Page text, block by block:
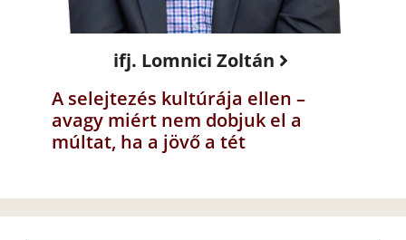
ifj. Lomnici Zoltán
A selejtezés kultúrája ellen –
avagy miért nem dobjuk el a
múltat, ha a jövő a tét